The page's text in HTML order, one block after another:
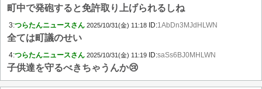
町中で発砲すると免許取り上げられるしね
3:つらたんニュースさん 2025/10/31(金) 11:18 ID:1AbDn3MJdHLWN
全ては町議のせい
4:つらたんニュースさん 2025/10/31(金) 11:19 ID:saSs6BJ0MHLWN
子供達を守るべきちゃうんか😢